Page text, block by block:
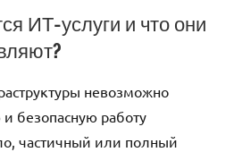
ИТ-услуги и что они
невозможно
безопасную работу
частичный или полный